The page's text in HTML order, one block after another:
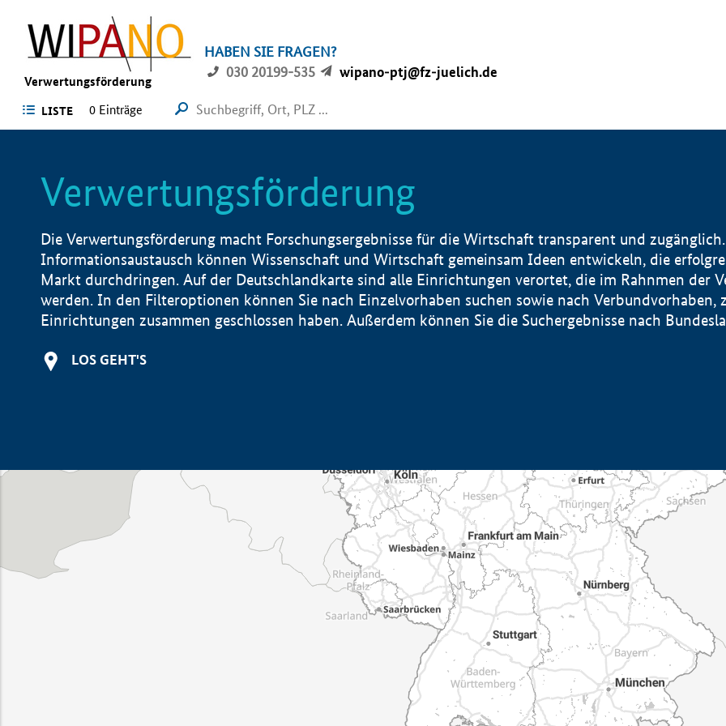
Verwertungsförderung
HABEN SIE FRAGEN?
030 20199-535
wipano-ptj@fz-juelich.de
LISTE 0 Einträge
Verwertungsförderung
Die Verwertungsförderung macht Forschungsergebnisse für die Wirtschaft transparent und
Informationsaustausch können Wissenschaft und Wirtschaft gemeinsam Ideen entwickeln, die
Markt durchdringen. Auf der Deutschlandkarte sind alle Einrichtungen verortet, die im Rahnmen der
werden. In den Filteroptionen können Sie nach Einzelvorhaben suchen sowie nach Verbundvorhaben,
Einrichtungen zusammen geschlossen haben. Außerdem können Sie die Suchergebnisse nach
LOS GEHT'S